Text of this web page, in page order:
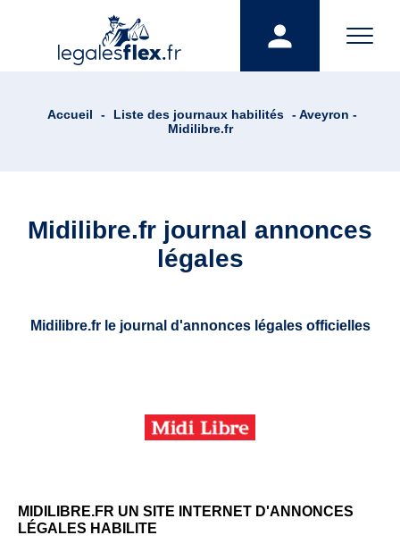
Accueil - Liste des journaux habilités - Aveyron -
Midilibre.fr
Midilibre.fr journal annonces
légales
Midilibre.fr le journal d'annonces légales officielles
MIDILIBRE.FR UN SITE INTERNET D'ANNONCES
LÉGALES HABILITE